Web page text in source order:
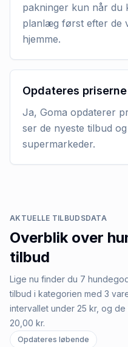
pakninger kun når du
planlæg først efter de
hjemme.
Opdateres
Ja, Goma opdaterer
ser de nyeste tilbud
supermarkeder.
AKTUELLE TILBUDSDATA
Overblik over
tilbud
Lige nu finder du 7
tilbud i kategorien med 3
intervallet under 25 kr, og
20,00 kr.
Opdateres løbende